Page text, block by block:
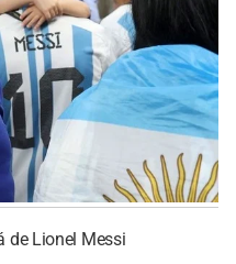
de Lionel Messi